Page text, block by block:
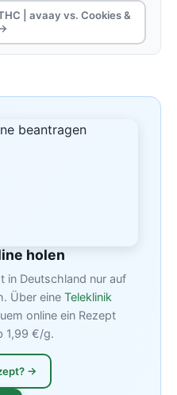
| avaay vs. Cookies &
holen
in Deutschland nur auf
Über eine Teleklinik
online ein Rezept
1,99 €/g.
→